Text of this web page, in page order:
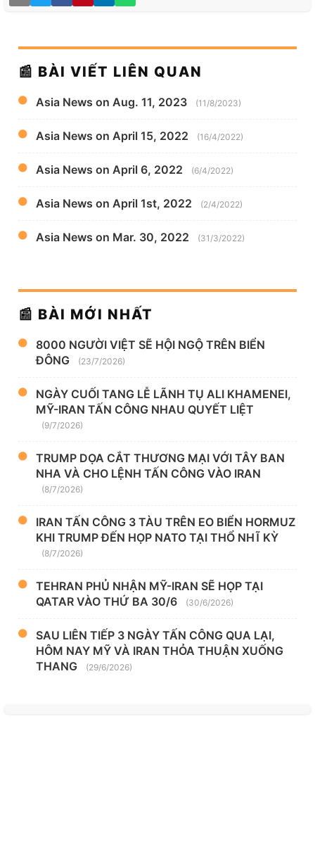
📰 BÀI VIẾT LIÊN QUAN
Asia News on Aug. 11, 2023 (11/8/2023)
Asia News on April 15, 2022 (16/4/2022)
Asia News on April 6, 2022 (6/4/2022)
Asia News on April 1st, 2022 (2/4/2022)
Asia News on Mar. 30, 2022 (31/3/2022)
📰 BÀI MỚI NHẤT
8000 NGƯỜI VIỆT SẼ HỘI NGỘ TRÊN BIỂN
ĐÔNG
(23/7/2026)
NGÀY CUỐI TANG LỄ LÃNH TỤ ALI KHAMENEI,
MỸ-IRAN TẤN CÔNG NHAU QUYẾT LIỆT
(9/7/2026)
TRUMP DỌA CẮT THƯƠNG MẠI VỚI TÂY BAN
NHA VÀ CHO LỆNH TẤN CÔNG VÀO IRAN
(8/7/2026)
IRAN TẤN CÔNG 3 TÀU TRÊN EO BIỂN HORMUZ
KHI TRUMP ĐẾN HỌP NATO TẠI THỔ NHĨ KỲ
(8/7/2026)
TEHRAN PHỦ NHẬN MỸ-IRAN SẼ HỌP TẠI
QATAR VÀO THỨ BA 30/6
(30/6/2026)
SAU LIÊN TIẾP 3 NGÀY TẤN CÔNG QUA LẠI,
HÔM NAY MỸ VÀ IRAN THỎA THUẬN XUỐNG
THANG
(29/6/2026)